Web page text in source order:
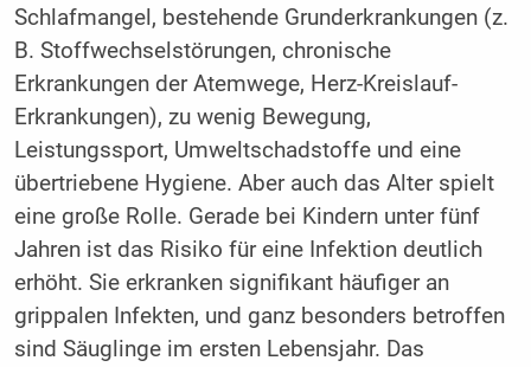
Schlafmangel, bestehende Grunderkrankungen (z.
B. Stoffwechselstörungen, chronische
Erkrankungen der Atemwege, Herz-Kreislauf-
Erkrankungen), zu wenig Bewegung,
Leistungssport, Umweltschadstoffe und eine
übertriebene Hygiene. Aber auch das Alter spielt
eine große Rolle. Gerade bei Kindern unter fünf
Jahren ist das Risiko für eine Infektion deutlich
erhöht. Sie erkranken signifikant häufiger an
grippalen Infekten, und ganz besonders betroffen
sind Säuglinge im ersten Lebensjahr. Das